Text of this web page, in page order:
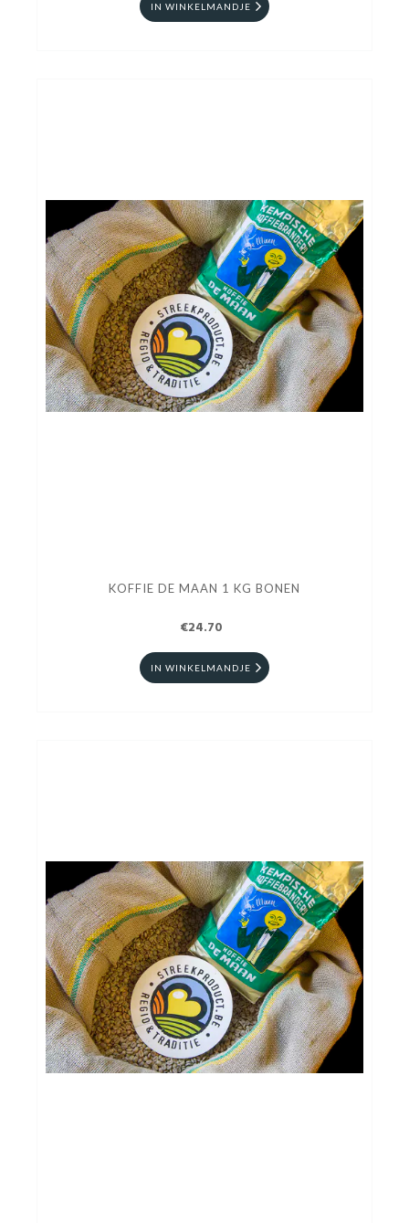
IN WINKELMANDJE
KOFFIE DE MAAN 1 KG BONEN
€24.70
IN WINKELMANDJE